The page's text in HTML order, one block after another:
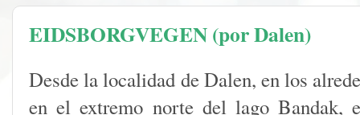
EIDSBORGVEGEN (por Dalen)
Desde la localidad de Dalen, en los
en el extremo norte del lago Bandak,